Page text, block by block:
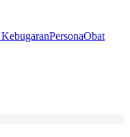
PersonaObat